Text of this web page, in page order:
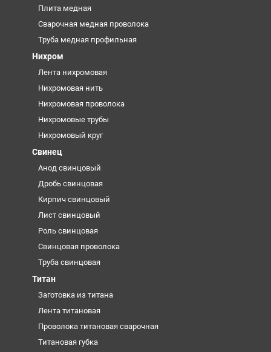
Плита медная
Сварочная медная проволока
Труба медная профильная
Нихром
Лента нихромовая
Нихромовая нить
Нихромовая проволока
Нихромовые трубы
Нихромовый круг
Свинец
Анод свинцовый
Дробь свинцовая
Кирпич свинцовый
Лист свинцовый
Роль свинцовая
Свинцовая проволока
Труба свинцовая
Титан
Заготовка из титана
Лента титановая
Проволока титановая сварочная
Титановая губка